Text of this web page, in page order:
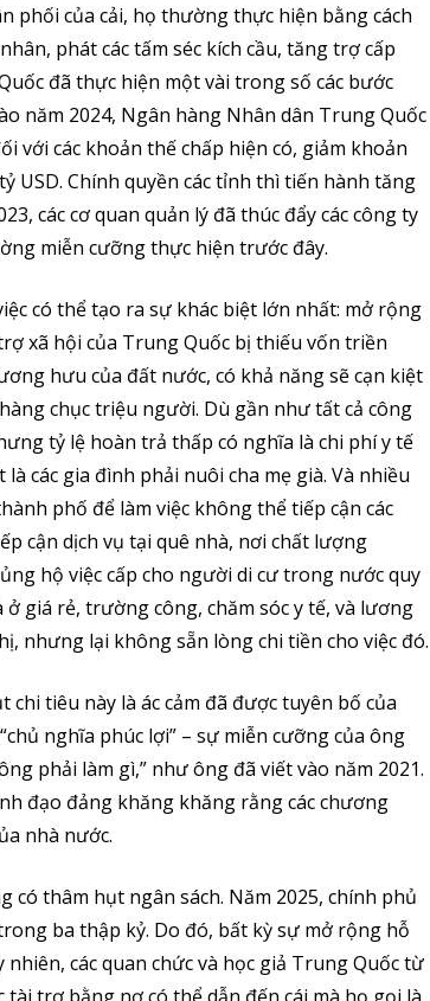
phối của cải, họ thường thực hiện bằng cách
phát các tấm séc kích cầu, tăng trợ cấp
đã thực hiện một vài trong số các bước
năm 2024, Ngân hàng Nhân dân Trung Quốc
với các khoản thế chấp hiện có, giảm khoản
USD. Chính quyền các tỉnh thì tiến hành tăng
các cơ quan quản lý đã thúc đẩy các công ty
miễn cưỡng thực hiện trước đây.
có thể tạo ra sự khác biệt lớn nhất: mở rộng
xã hội của Trung Quốc bị thiếu vốn triền
hưu của đất nước, có khả năng sẽ cạn kiệt
chục triệu người. Dù gần như tất cả công
tỷ lệ hoàn trả thấp có nghĩa là chi phí y tế
các gia đình phải nuôi cha mẹ già. Và nhiều
phố để làm việc không thể tiếp cận các
cận dịch vụ tại quê nhà, nơi chất lượng
hộ việc cấp cho người di cư trong nước quy
giá rẻ, trường công, chăm sóc y tế, và lương
nhưng lại không sẵn lòng chi tiền cho việc đó.
tiêu này là ác cảm đã được tuyên bố của
nghĩa phúc lợi” – sự miễn cưỡng của ông
phải làm gì,” như ông đã viết vào năm 2021.
đạo đảng khăng khăng rằng các chương
nhà nước.
có thâm hụt ngân sách. Năm 2025, chính phủ
ba thập kỷ. Do đó, bất kỳ sự mở rộng hỗ
các quan chức và học giả Trung Quốc từ